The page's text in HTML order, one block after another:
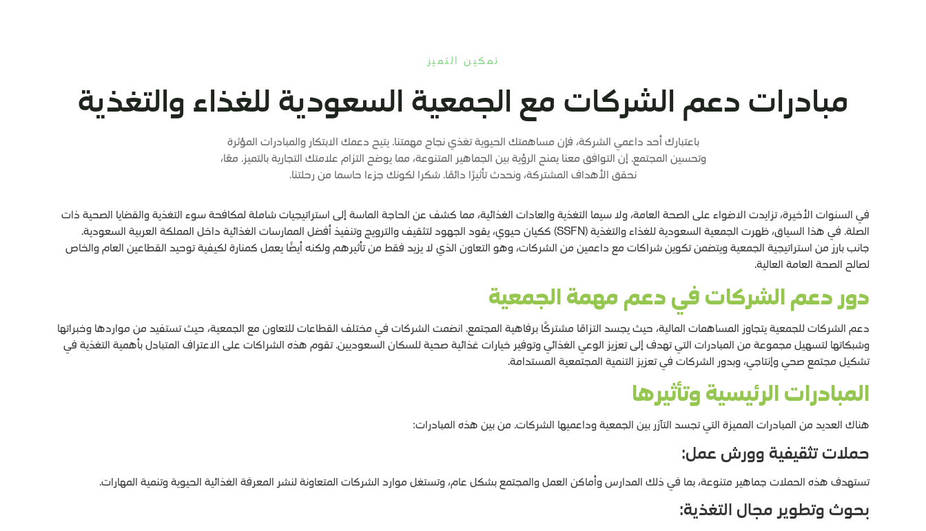
تمكين التميز
مبادرات دعم الشركات مع الجمعية السعودية للغذاء والتغذية
باعتبارك أحد داعمي الشركة، فإن مساهمتك الحيوية تغذي نجاح مهمتنا. يتيح دعمك الابتكار والمبادرات المؤثرة
وتحسين المجتمع. إن التوافق معنا يمنح الرؤية بين الجماهير المتنوعة، مما يوضح التزام علامتك التجارية بالتميز. معًا،
نحقق الأهداف المشتركة، ونحدث تأثيرًا دائمًا. شكرا لكونك جزءا حاسما من رحلتنا.
في السنوات الأخيرة، تزايدت الاضواء على الصحة العامة، ولا سيما التغذية والعادات الغذائية، مما كشف عن الحاجة الماسة إلى استراتيجيات شاملة لمكافحة سوء التغذية والقضايا الصحية ذات
الصلة. في هذا السياق، ظهرت الجمعية السعودية للغذاء والتغذية (SSFN) ككيان حيوي، يقود الجهود لتثقيف والترويج وتنفيذ أفضل الممارسات الغذائية داخل المملكة العربية السعودية.
جانب بارز من استراتيجية الجمعية ويتضمن تكوين شراكات مع داعمين من الشركات، وهو التعاون الذي لا يزيد فقط من تأثيرهم ولكنه أيضًا يعمل كمنارة لكيفية توحيد القطاعين العام والخاص
لصالح الصحة العامة العالية.
دور دعم الشركات في دعم مهمة الجمعية
دعم الشركات للجمعية يتجاوز المساهمات المالية، حيث يجسد التزامًا مشتركًا برفاهية المجتمع. انضمت الشركات في مختلف القطاعات للتعاون مع الجمعية، حيث تستفيد من مواردها وخبراتها
وشبكاتها لتسهيل مجموعة من المبادرات التي تهدف إلى تعزيز الوعي الغذائي وتوفير خيارات غذائية صحية للسكان السعوديين. تقوم هذه الشراكات على الاعتراف المتبادل بأهمية التغذية في
تشكيل مجتمع صحي وإنتاجي، وبدور الشركات في تعزيز التنمية المجتمعية المستدامة.
المبادرات الرئيسية وتأثيرها
هناك العديد من المبادرات المميزة التي تجسد التآزر بين الجمعية وداعميها الشركات. من بين هذه المبادرات:
حملات تثقيفية وورش عمل:
تستهدف هذه الحملات جماهير متنوعة، بما في ذلك المدارس وأماكن العمل والمجتمع بشكل عام، وتستغل موارد الشركات المتعاونة لنشر المعرفة الغذائية الحيوية وتنمية المهارات.
بحوث وتطوير مجال التغذية: